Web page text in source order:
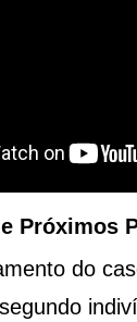
Próximos
do